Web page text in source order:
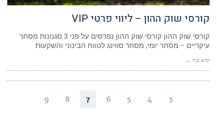
קורסי שוק ההון – ליווי פרטי VIP
קורסי שוק ההון קורסי שוק ההון נפרסים על פני 3 סגנונות מסחר
עיקריים – מסחר יומי, מסחר סווינג לטווח הבינוני והשקעות
קרא עוד ←
3
4
5
6
7
8
9